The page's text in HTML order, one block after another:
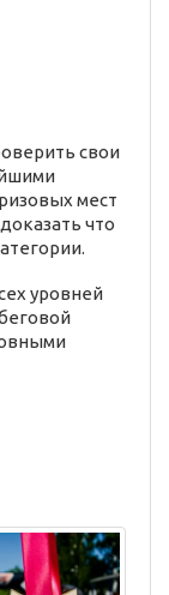
свои
мест
что
уровней